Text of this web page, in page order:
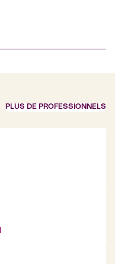
PLUS DE PROFESSIONNELS